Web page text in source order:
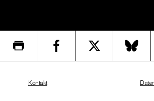
Kontakt